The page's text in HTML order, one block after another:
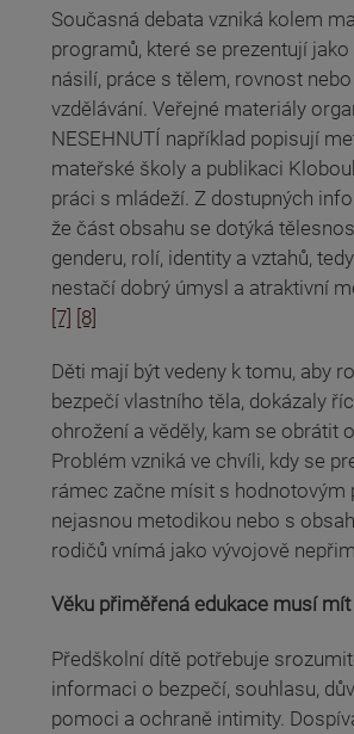
Současná debata vzniká kolem
programů, které se prezentují jako
násilí, práce s tělem, rovnost
vzdělávání. Veřejné materiály
NESEHNUTÍ například popisují
mateřské školy a publikaci
práci s mládeží. Z dostupných
že část obsahu se dotýká
genderu, rolí, identity a vztahů,
nestačí dobrý úmysl a atraktivní
[7] [8]
Děti mají být vedeny k tomu, aby
bezpečí vlastního těla, dokázaly
ohrožení a věděly, kam se obrátit
Problém vzniká ve chvíli, kdy se
rámec začne mísit s hodnotovým
nejasnou metodikou nebo s
rodičů vnímá jako vývojově
Věku přiměřená edukace musí
Předškolní dítě potřebuje
informaci o bezpečí, souhlasu,
pomoci a ochraně intimity.